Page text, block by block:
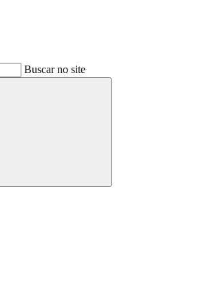
Buscar no site
Buscar